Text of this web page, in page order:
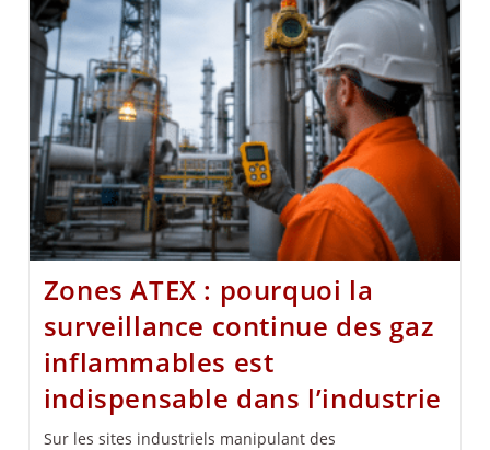
Zones ATEX : pourquoi la
surveillance continue des gaz
inflammables est
indispensable dans l’industrie
Sur les sites industriels manipulant des